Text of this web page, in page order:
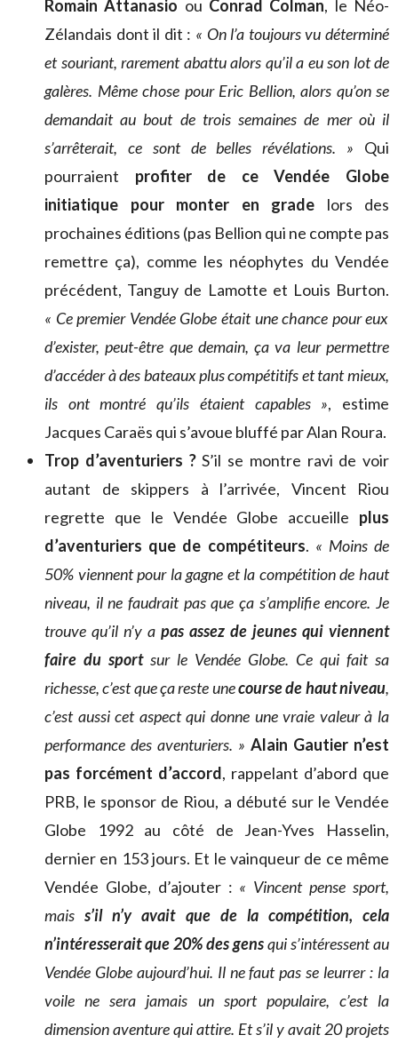
Romain Attanasio ou Conrad Colman, le Néo-
Zélandais dont il dit : « On l’a toujours vu déterminé
et souriant, rarement abattu alors qu’il a eu son lot de
galères. Même chose pour Eric Bellion, alors qu’on se
demandait au bout de trois semaines de mer où il
s’arrêterait, ce sont de belles révélations. » Qui
pourraient profiter de ce Vendée Globe
initiatique pour monter en grade lors des
prochaines éditions (pas Bellion qui ne compte pas
remettre ça), comme les néophytes du Vendée
précédent, Tanguy de Lamotte et Louis Burton.
« Ce premier Vendée Globe était une chance pour eux
d’exister, peut-être que demain, ça va leur permettre
d’accéder à des bateaux plus compétitifs et tant mieux,
ils ont montré qu’ils étaient capables », estime
Jacques Caraës qui s’avoue bluffé par Alan Roura.
Trop d’aventuriers ?S’il se montre ravi de voir
autant de skippers à l’arrivée, Vincent Riou
regrette que le Vendée Globe accueille plus
d’aventuriers que de compétiteurs. « Moins de
50% viennent pour la gagne et la compétition de haut
niveau, il ne faudrait pas que ça s’amplifie encore. Je
trouve qu’il n’y a pas assez de jeunes qui viennent
faire du sportsur le Vendée Globe. Ce qui fait sa
richesse, c’est que ça reste unecourse de haut niveau,
c’est aussi cet aspect qui donne une vraie valeur à la
performance des aventuriers. » Alain Gautier n’est
pas forcément d’accord, rappelant d’abord que
PRB, le sponsor de Riou, a débuté sur le Vendée
Globe 1992 au côté de Jean-Yves Hasselin,
dernier en 153 jours. Et le vainqueur de ce même
Vendée Globe, d’ajouter : « Vincent pense sport,
maiss’il n’y avait que de la compétition, cela
n’intéresserait que 20% des gensqui s’intéressent au
Vendée Globe aujourd’hui. Il ne faut pas se leurrer : la
voile ne sera jamais un sport populaire, c’est la
dimension aventure qui attire. Et s’il y avait 20 projets